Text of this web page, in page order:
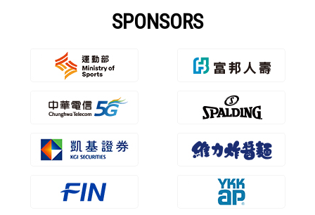
SPONSORS